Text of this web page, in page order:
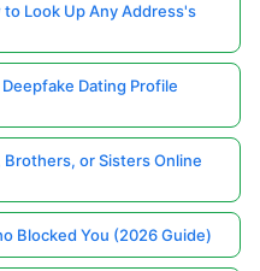
Look Up Any Address's
Dating Profile
or Sisters Online
Blocked You (2026 Guide)